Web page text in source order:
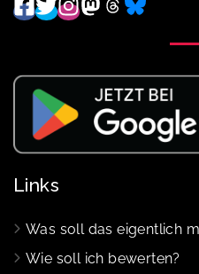
Links
Was soll das eigentlich
Wie soll ich bewerten?